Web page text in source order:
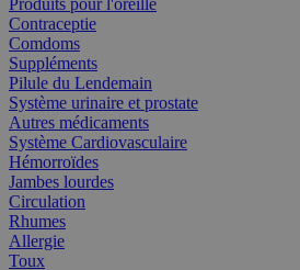
Produits pour l'oreille
Contraceptie
Comdoms
Suppléments
Pilule du Lendemain
Système urinaire et prostate
Autres médicaments
Système Cardiovasculaire
Hémorroïdes
Jambes lourdes
Circulation
Rhumes
Allergie
Toux